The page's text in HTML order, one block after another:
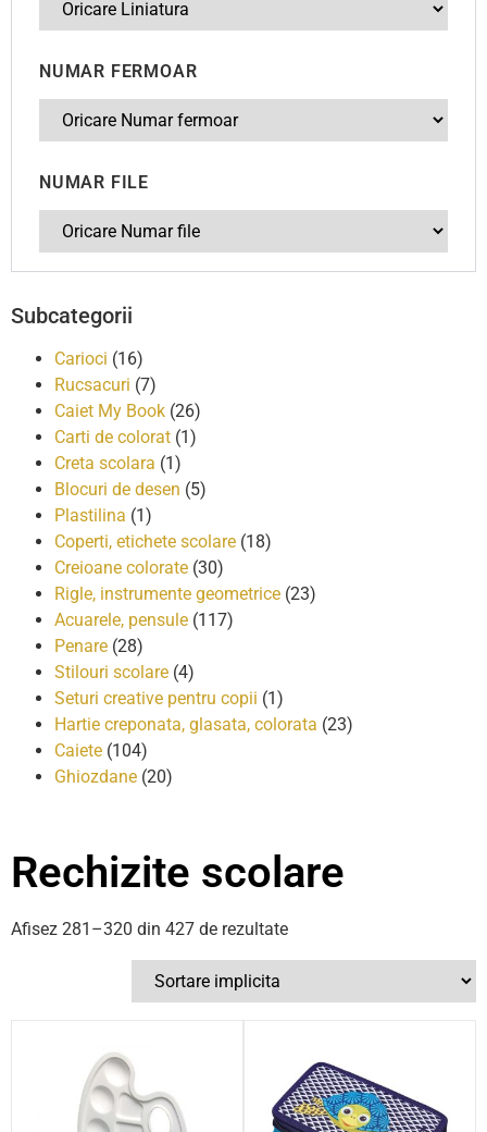
NUMAR FERMOAR
NUMAR FILE
Subcategorii
Carioci (16)
Rucsacuri (7)
Caiet My Book (26)
Carti de colorat (1)
Creta scolara (1)
Blocuri de desen (5)
Plastilina (1)
Coperti, etichete scolare (18)
Creioane colorate (30)
Rigle, instrumente geometrice (23)
Acuarele, pensule (117)
Penare (28)
Stilouri scolare (4)
Seturi creative pentru copii (1)
Hartie creponata, glasata, colorata (23)
Caiete (104)
Ghiozdane (20)
Rechizite scolare
Afisez 281–320 din 427 de rezultate